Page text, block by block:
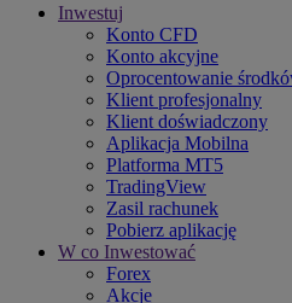
Inwestuj
Konto CFD
Konto akcyjne
Oprocentowanie
Klient profesjonalny
Klient doświadczony
Aplikacja Mobilna
Platforma MT5
TradingView
Zasil rachunek
Pobierz aplikację
W co Inwestować
Forex
Akcje